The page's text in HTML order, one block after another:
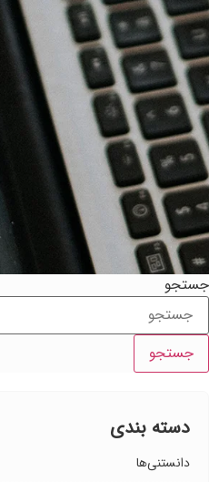
جستجو
جستجو
دسته بندی
دانستنی‌ها